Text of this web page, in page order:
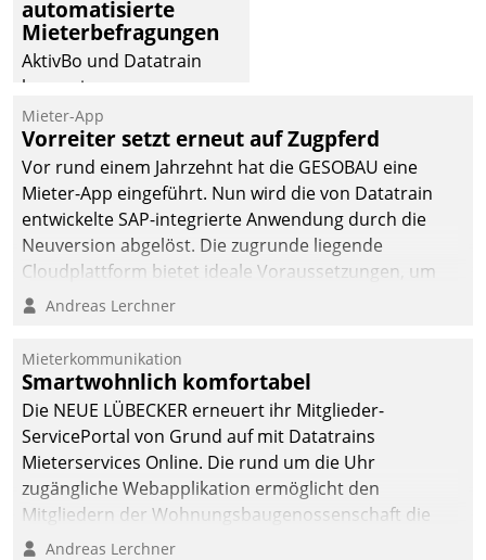
– und beschleunigt damit
den Weg vom
Mieteranliegen zum
automatisierte
Mieterbefragungen
AktivBo und Datatrain
kooperieren –
Immobilienunternehmen
profitieren: Die nahtlose
Integration der Lösungen
von AktivBo und
Datatrain ermöglicht
automatisiert ausgelöste,
zielgerichtete
Mieterbefragungen – eine
starke Grundlage für
intelligente,
datengestützte
Entscheidungen.
Mieter-App
Vorreiter setzt erneut auf Zugpferd
Vor rund einem Jahrzehnt hat die GESOBAU eine
Mieter-App eingeführt. Nun wird die von Datatrain
entwickelte SAP-integrierte Anwendung durch die
Neuversion abgelöst. Die zugrunde liegende
Cloudplattform bietet ideale Voraussetzungen, um
die Funktionalität der App zu erweitern und weitere
integrieren.
Andreas Lerchner
Mieterkommunikation
Smartwohnlich komfortabel
Die NEUE LÜBECKER erneuert ihr Mitglieder-
ServicePortal von Grund auf mit Datatrains
Mieterservices Online. Die rund um die Uhr
zugängliche Webapplikation ermöglicht den
Mitgliedern der Wohnungs­bau­genossenschaft die
Kontaktaufnahme per Smartphone, Tablet oder PC.
Andreas Lerchner